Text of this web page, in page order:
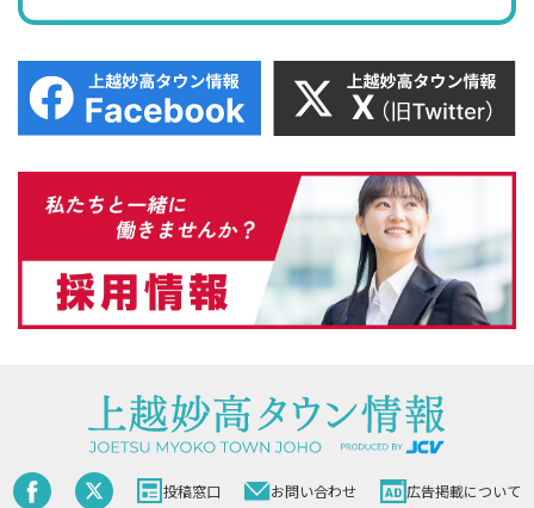
投稿窓口 お問い合わせ 広告掲載について